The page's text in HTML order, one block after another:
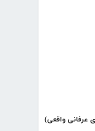
عرفانی واقعی)